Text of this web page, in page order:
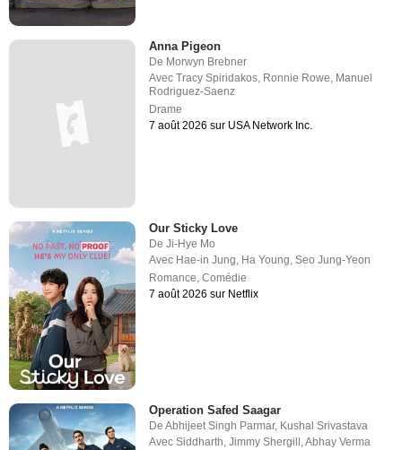
Anna Pigeon
De Morwyn Brebner
AvecTracy Spiridakos Ronnie Rowe Manuel
Rodriguez-Saenz
Drame
7 août 2026 sur USA Network Inc.
Our Sticky Love
DeJi-Hye Mo
Avec Hae-in Jung, Ha Young,Seo Jung-Yeon
Romance,Comédie
7 août 2026 sur Netflix
Operation Safed Saagar
DeAbhijeet Singh Parmar, Kushal Srivastava
AvecSiddharth,Jimmy Shergill ,Abhay Verma